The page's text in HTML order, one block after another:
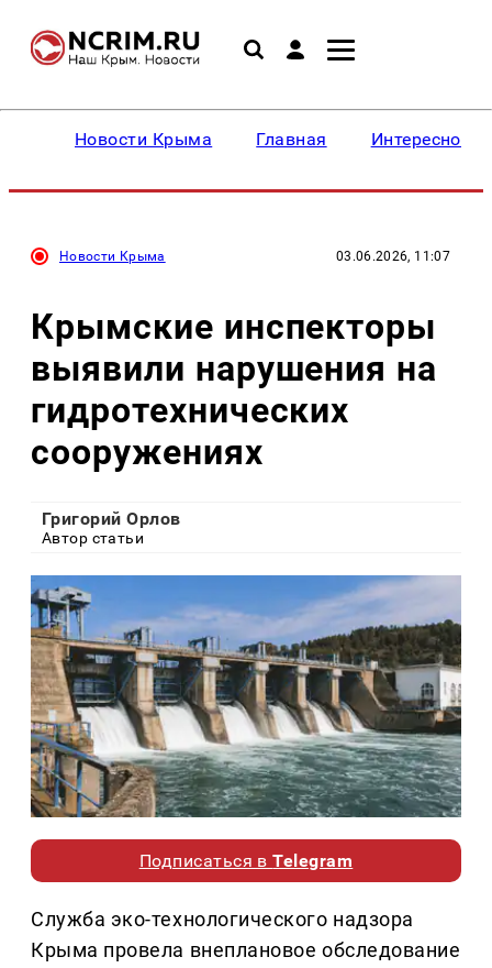
Новости Крыма Главная Интересное
Новости Крыма 03.06.2026, 11:07
Крымские инспекторы
выявили нарушения на
гидротехнических
сооружениях
Григорий Орлов
Автор статьи
Подписаться вTelegram
Служба эко-технологического надзора
Крыма провела внеплановое обследование